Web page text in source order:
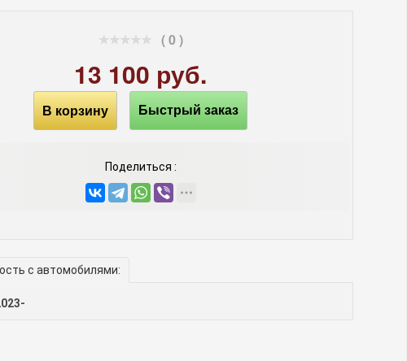
( 0 )
13 100 руб.
В корзину Быстрый заказ
Поделиться :
с автомобилями: